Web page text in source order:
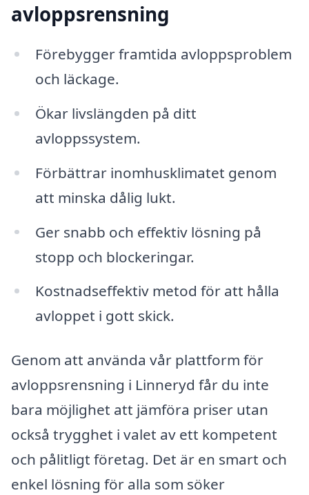
avloppsrensning
Förebygger framtida avloppsproblem
och läckage.
Ökar livslängden på ditt
avloppssystem.
Förbättrar inomhusklimatet genom
att minska dålig lukt.
Ger snabb och effektiv lösning på
stopp och blockeringar.
Kostnadseffektiv metod för att hålla
avloppet i gott skick.
Genom att använda vår plattform för
avloppsrensning i Linneryd får du inte
bara möjlighet att jämföra priser utan
också trygghet i valet av ett kompetent
och pålitligt företag. Det är en smart och
enkel lösning för alla som söker